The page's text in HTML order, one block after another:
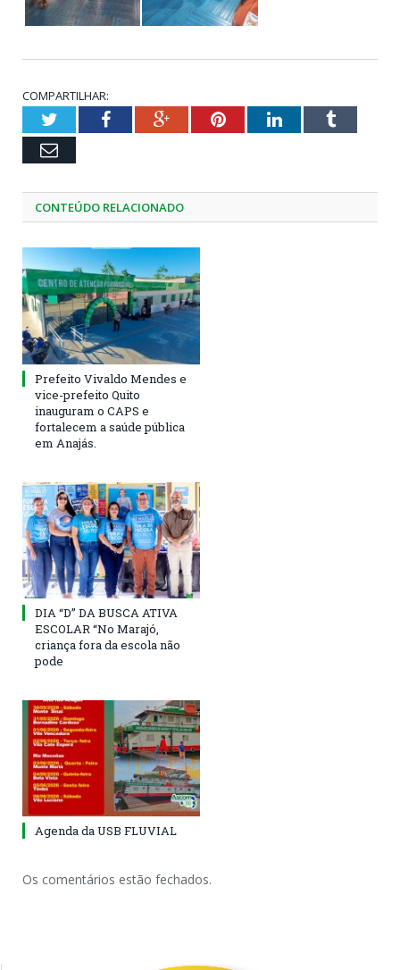
COMPARTILHAR:
TwitterFacebookGoogle+PinterestLinkedInTumblr
Email
CONTEÚDO RELACIONADO
Prefeito Vivaldo Mendes e
vice-prefeito Quito
inauguram o CAPS e
fortalecem a saúde pública
em Anajás.
DIA “D” DA BUSCA ATIVA
ESCOLAR “No Marajó,
criança fora da escola não
pode
Agenda da USB FLUVIAL
Os comentários estão fechados.